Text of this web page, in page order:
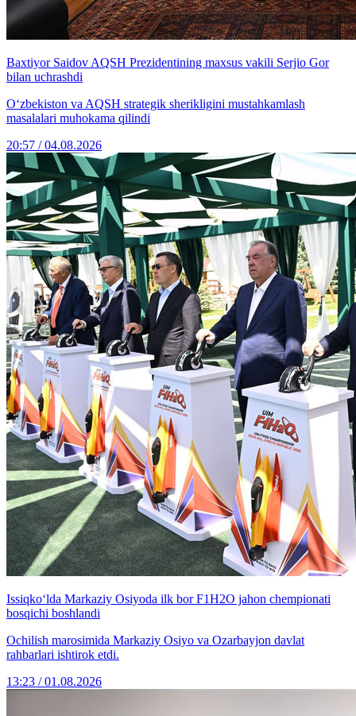
Baxtiyor Saidov AQSH Prezidentining maxsus vakili Serjio Gor
bilan uchrashdi
O‘zbekiston va AQSH strategik sherikligini mustahkamlash
masalalari muhokama qilindi
20:57 / 04.08.2026
Issiqko‘lda Markaziy Osiyoda ilk bor F1H2O jahon chempionati
bosqichi boshlandi
Ochilish marosimida Markaziy Osiyo va Ozarbayjon davlat
rahbarlari ishtirok etdi.
13:23 / 01.08.2026